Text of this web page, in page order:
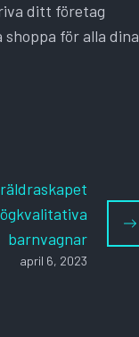
ditt företag
för alla dina
barnvagnar
april 6, 2023